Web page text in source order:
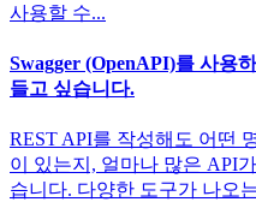
사용할 수...
Swagger (OpenAPI)를 사용
들고 싶습니다.
REST API를 작성해도 어떤
이 있는지, 얼마나 많은 API
습니다. 다양한 도구가 나오